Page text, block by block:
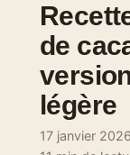
de
légère
17 janvier 2026